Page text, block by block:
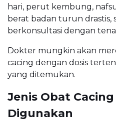
hari, perut kembung,
berat badan turun drastis,
berkonsultasi dengan
Dokter mungkin akan
cacing dengan dosis
yang ditemukan.
Jenis Obat
Digunakan